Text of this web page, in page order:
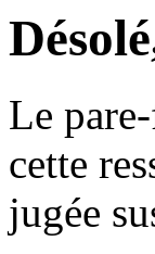
Le
cette
jugée